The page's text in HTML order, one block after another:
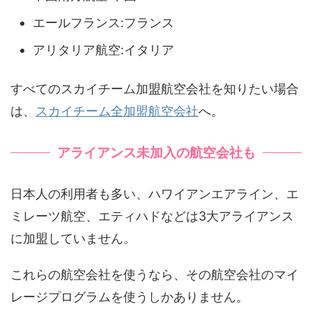
エールフランス:フランス
アリタリア航空:イタリア
すべてのスカイチーム加盟航空会社を知りたい場合
は、
スカイチーム全加盟航空会社へ。
アライアンス未加入の航空会社も
日本人の利用者も多い、ハワイアンエアライン、エ
ミレーツ航空、エティハドなどは3大アライアンス
に加盟していません。
これらの航空会社を使うなら、その航空会社のマイ
レージプログラムを使うしかありません。